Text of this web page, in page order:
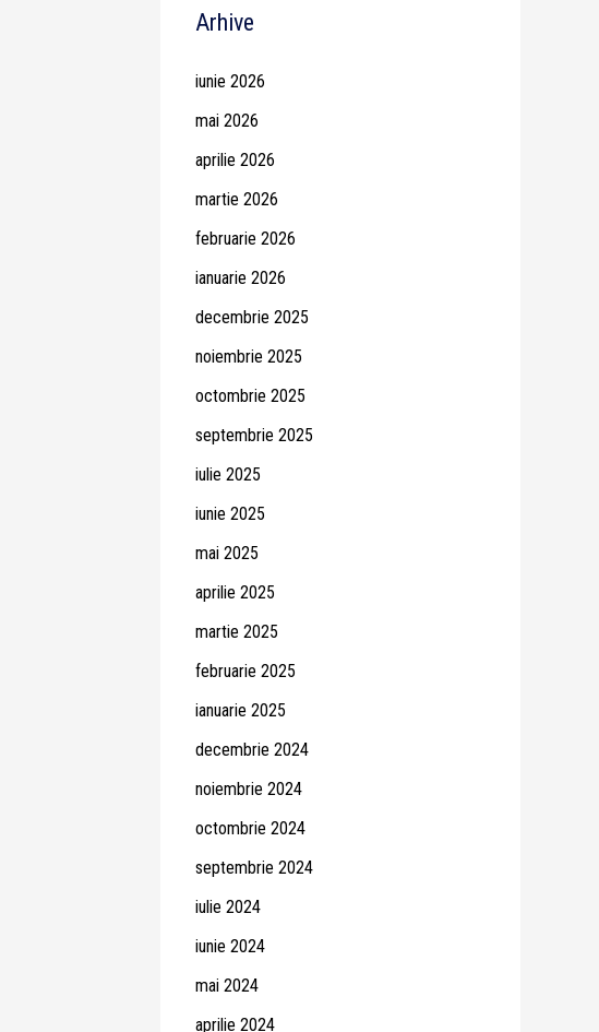
Arhive
iunie 2026
mai 2026
aprilie 2026
martie 2026
februarie 2026
ianuarie 2026
decembrie 2025
noiembrie 2025
octombrie 2025
septembrie 2025
iulie 2025
iunie 2025
mai 2025
aprilie 2025
martie 2025
februarie 2025
ianuarie 2025
decembrie 2024
noiembrie 2024
octombrie 2024
septembrie 2024
iulie 2024
iunie 2024
mai 2024
aprilie 2024